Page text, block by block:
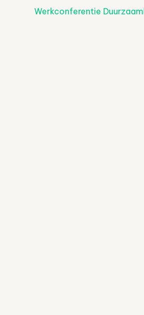
Werkconferentie